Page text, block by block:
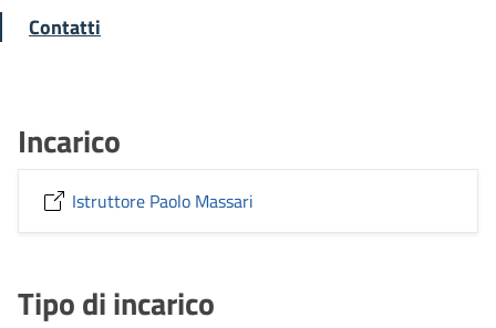
Contatti
Incarico
Istruttore Paolo Massari
Tipo di incarico